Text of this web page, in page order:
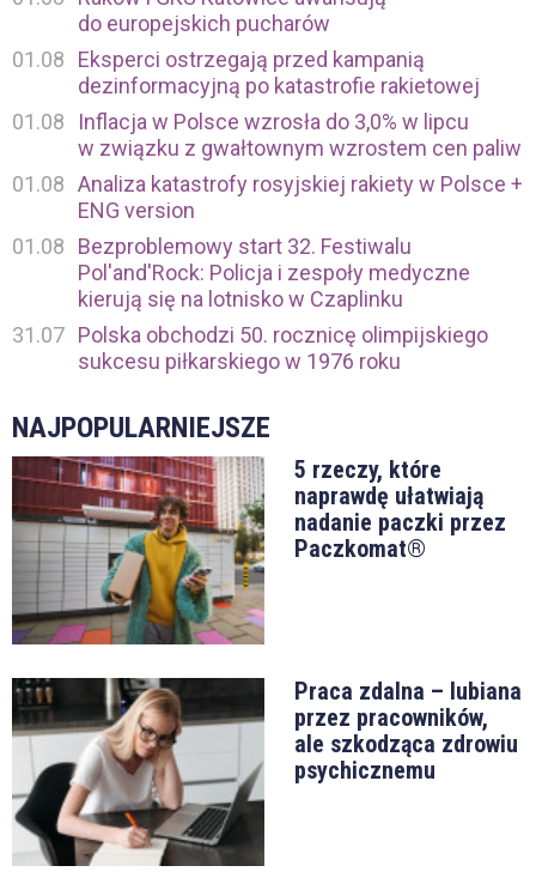
do europejskich pucharów
01.08
Eksperci ostrzegają przed kampanią
dezinformacyjną po katastrofie rakietowej
01.08
Inflacja w Polsce wzrosła do 3,0% w lipcu
w związku z gwałtownym wzrostem cen paliw
01.08 Analiza katastrofy rosyjskiej rakiety w Polsce +
ENG version
01.08
Bezproblemowy start 32. Festiwalu
Pol'and'Rock: Policja i zespoły medyczne
kierują się na lotnisko w Czaplinku
31.07 Polska obchodzi 50. rocznicę olimpijskiego
sukcesu piłkarskiego w 1976 roku
NAJPOPULARNIEJSZE
5 rzeczy, które
naprawdę ułatwiają
nadanie paczki przez
Paczkomat®
Praca zdalna – lubiana
przez pracowników,
ale szkodząca zdrowiu
psychicznemu